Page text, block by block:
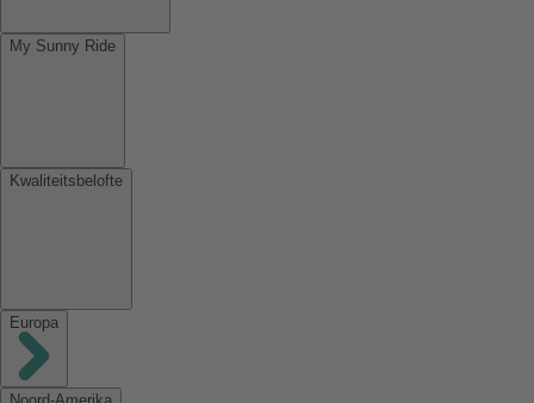
My Sunny Ride
Kwaliteitsbelofte
Europa